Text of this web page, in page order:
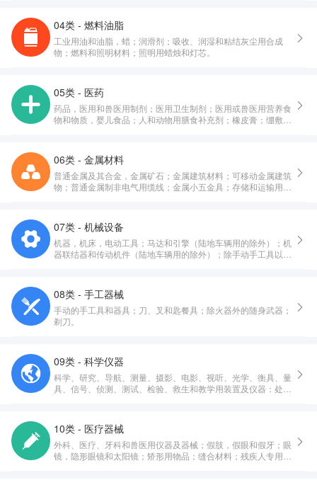
04类 - 燃料油脂
工业用油和油脂，蜡；润滑剂；吸收、润湿和粘结灰尘用合成
物；燃料和照明材料；照明用蜡烛和灯芯。
05类 - 医药
药品，医用和兽医用制剂；医用卫生制剂；医用或兽医用营养食
物和物质，婴儿食品；人和动物用膳食补充剂；橡皮膏；绷敷材
06类 - 金属材料
普通金属及其合金，金属矿石；金属建筑材料；可移动金属建筑
物；普通金属制非电气用缆线；金属小五金具；存储和运输用金
07类 - 机械设备
机器，机床，电动工具；马达和引擎（陆地车辆用的除外）；机
器联结器和传动机件（陆地车辆用的除外）；除手动手工具以外
08类 - 手工器械
手动的手工具和器具；刀、叉和匙餐具；除火器外的随身武器；
剃刀。
09类 - 科学仪器
科学、研究、导航、测量、摄影、电影、视听、光学、衡具、量
具、信号、侦测、测试、检验、救生和教学用装置及仪器：处
已录制和可下载的多媒体文件，计算机软件，录制和存储用空白
的数字或模拟介质：投币启动设备用机械装置：收银机，计算设
备：计算机和计算机外围设备：潜水服，潜水面罩，潜水用耳
塞，潜水用鼻夹，潜水员手套，潜水呼吸器：灭火设备。
10类 - 医疗器械
外科、医疗、牙科和兽医用仪器及器械；假肢，假眼和假牙；眼
镜，隐形眼镜和太阳镜；矫形用物品；缝合材料；残疾人专用治